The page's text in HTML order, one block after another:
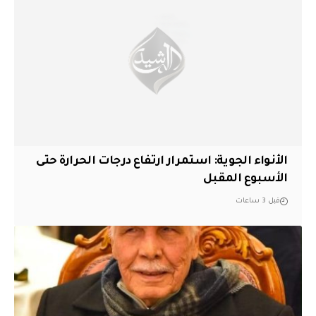
الأنواء الجوية: استمرار ارتفاع درجات الحرارة حتى
الأسبوع المقبل
قبل 3 ساعات